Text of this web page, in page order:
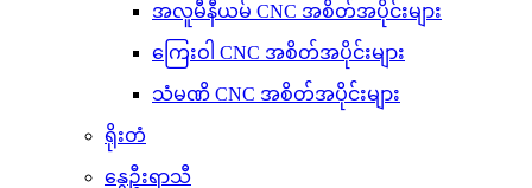
အလူမီနီယမ် CNC အစိတ်အပိုင်းများ
ကြေးဝါ CNC အစိတ်အပိုင်းများ
သံမဏိ CNC အစိတ်အပိုင်းများ
ရိုးတံ
နွေဦးရာသီ